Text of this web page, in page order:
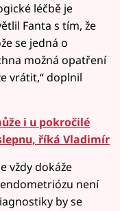
léčbě je
Fanta s tím, že
se jedná o
možná opatření
vrátit,“ doplnil
i u pokročilé
říká Vladimír
vždy dokáže
není
by se